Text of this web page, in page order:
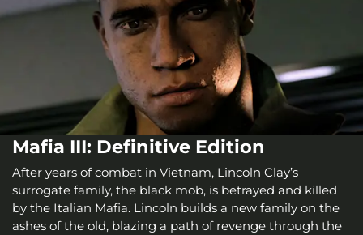
Mafia III: Definitive Edition
After years of combat in Vietnam, Lincoln Clay’s
surrogate family, the black mob, is betrayed and killed
by the Italian Mafia. Lincoln builds a new family on the
ashes of the old, blazing a path of revenge through the